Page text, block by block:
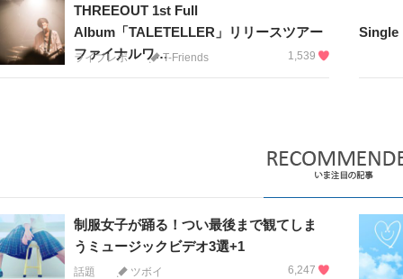
THREEOUT 1st Full
Album「TALETELLER」リリースツアー
ファイナルワ…
ライブレポ T-Friends 1,539
Single
制服女子が踊る！つい最後まで観てしま
うミュージックビデオ3選+1
話題 ツボイ 6,247